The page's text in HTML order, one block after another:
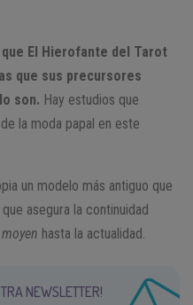
El Hierofante del Tarot
que sus precursores
son. Hay estudios que
la moda papal en este
un modelo más antiguo que
asegura la continuidad
hasta la actualidad.
NEWSLETTER!